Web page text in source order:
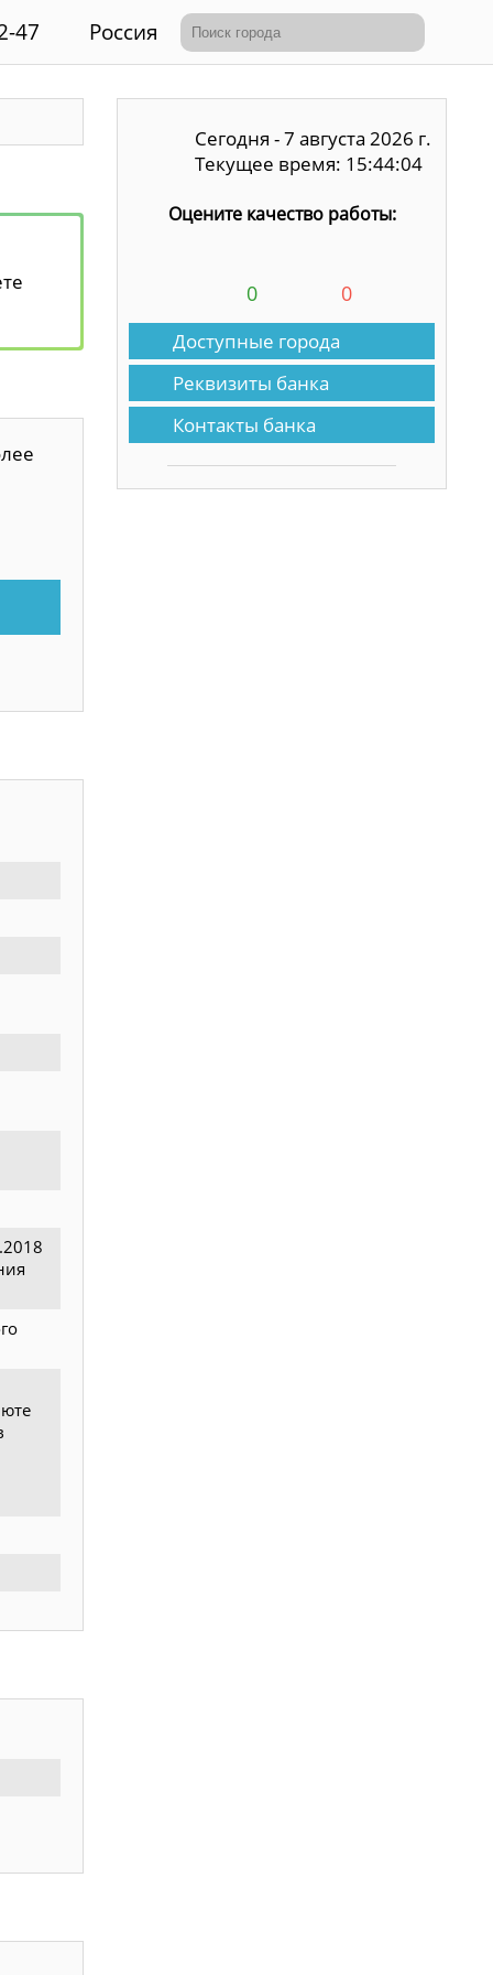
47 Россия
Сегодня - 7 августа 2026 г.
Текущее время: 15:44:04
Оцените качество работы:
0 0
Доступные города
Реквизиты банка
Контакты банка